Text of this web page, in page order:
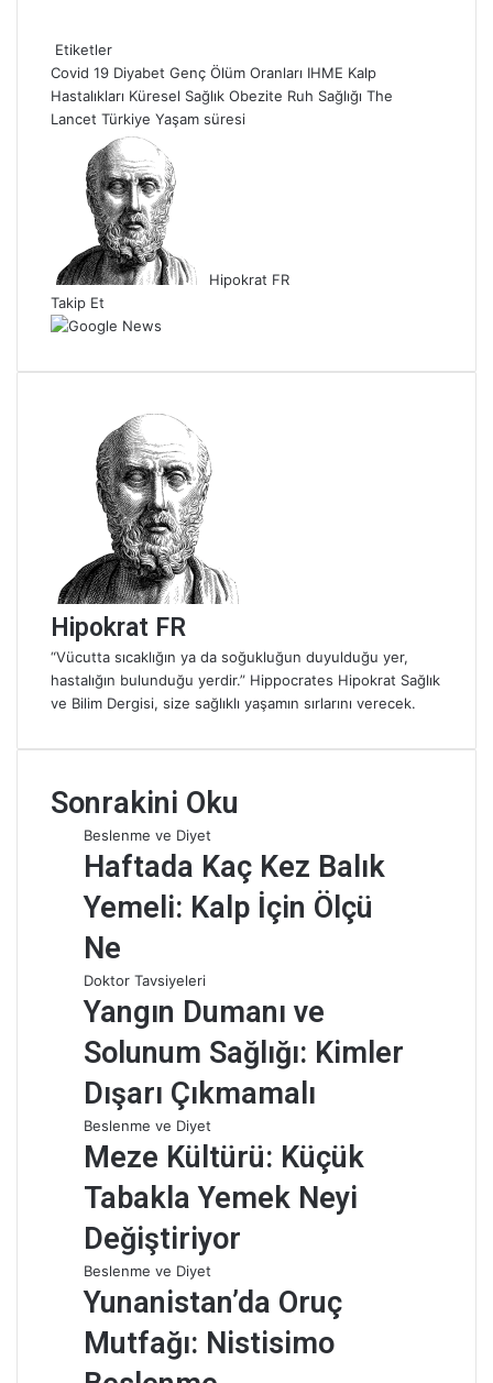
Etiketler
Covid 19 Diyabet Genç Ölüm Oranları IHME Kalp
Hastalıkları Küresel Sağlık Obezite Ruh Sağlığı The
Lancet Türkiye Yaşam süresi
Hipokrat FR
g
Takip Et
Hipokrat FR
“Vücutta sıcaklığın ya da soğukluğun duyulduğu yer,
hastalığın bulunduğu yerdir.” Hippocrates Hipokrat Sağlık
ve Bilim Dergisi, size sağlıklı yaşamın sırlarını verecek.
Sonrakini Oku
Beslenme ve Diyet
Haftada Kaç Kez Balık
Yemeli: Kalp İçin Ölçü
Ne
Doktor Tavsiyeleri
Yangın Dumanı ve
Solunum Sağlığı: Kimler
Dışarı Çıkmamalı
Beslenme ve Diyet
Meze Kültürü: Küçük
Tabakla Yemek Neyi
Değiştiriyor
Beslenme ve Diyet
Yunanistan’da Oruç
Mutfağı: Nistisimo